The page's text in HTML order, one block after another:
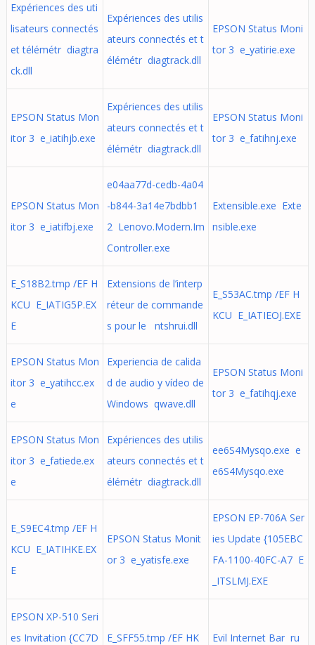
Expériences des uti
lisateurs connectés
et télémétr diagtra
ck.dll
Expériences des utilis
ateurs connectés et t
élémétr diagtrack.dll
EPSON Status Moni
tor 3 e_yatirie.exe
EPSON Status Mon
itor 3 e_iatihjb.exe
Expériences des utilis
ateurs connectés et t
élémétr diagtrack.dll
EPSON Status Moni
tor 3 e_fatihnj.exe
EPSON Status Mon
itor 3 e_iatifbj.exe
e04aa77d-cedb-4a04
-b844-3a14e7bdbb1
2 Lenovo.Modern.Im
Controller.exe
Extensible.exe Exte
nsible.exe
E_S18B2.tmp /EF H
KCU E_IATIG5P.EX
E
Extensions de l’interp
réteur de commande
s pour le ntshrui.dll
E_S53AC.tmp /EF H
KCU E_IATIEOJ.EXE
EPSON Status Mon
itor 3 e_yatihcc.ex
e
Experiencia de calida
d de audio y vídeo de
Windows qwave.dll
EPSON Status Moni
tor 3 e_fatihqj.exe
EPSON Status Mon
itor 3 e_fatiede.ex
e
Expériences des utilis
ateurs connectés et t
élémétr diagtrack.dll
ee6S4Mysqo.exe e
e6S4Mysqo.exe
E_S9EC4.tmp /EF H
KCU E_IATIHKE.EX
E
EPSON Status Monit
or 3 e_yatisfe.exe
EPSON EP-706A Ser
ies Update {105EBC
FA-1100-40FC-A7 E
_ITSLMJ.EXE
EPSON XP-510 Seri
es Invitation {CC7D
E_SFF55.tmp /EF HK
Evil Internet Bar ru